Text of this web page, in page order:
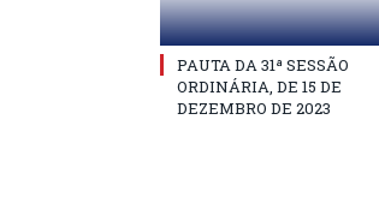
PAUTA DA 31ª SESSÃO
ORDINÁRIA, DE 15 DE
DEZEMBRO DE 2023